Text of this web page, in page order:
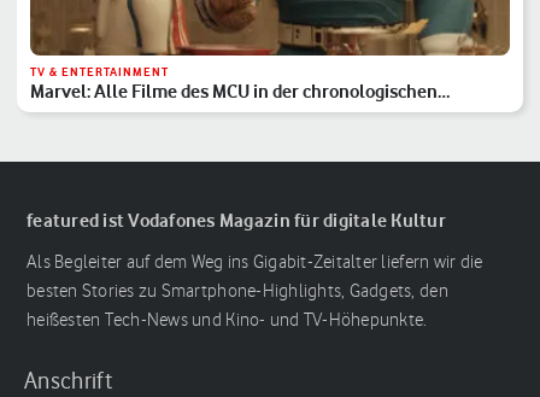
TV & ENTERTAINMENT
Marvel: Alle Filme des MCU in der chronologischen
Reihenfolge
featured ist Vodafones Magazin für digitale Kultur
Als Begleiter auf dem Weg ins Gigabit-Zeitalter liefern wir die
besten Stories zu Smartphone-Highlights, Gadgets, den
heißesten Tech-News und Kino- und TV-Höhepunkte.
Anschrift